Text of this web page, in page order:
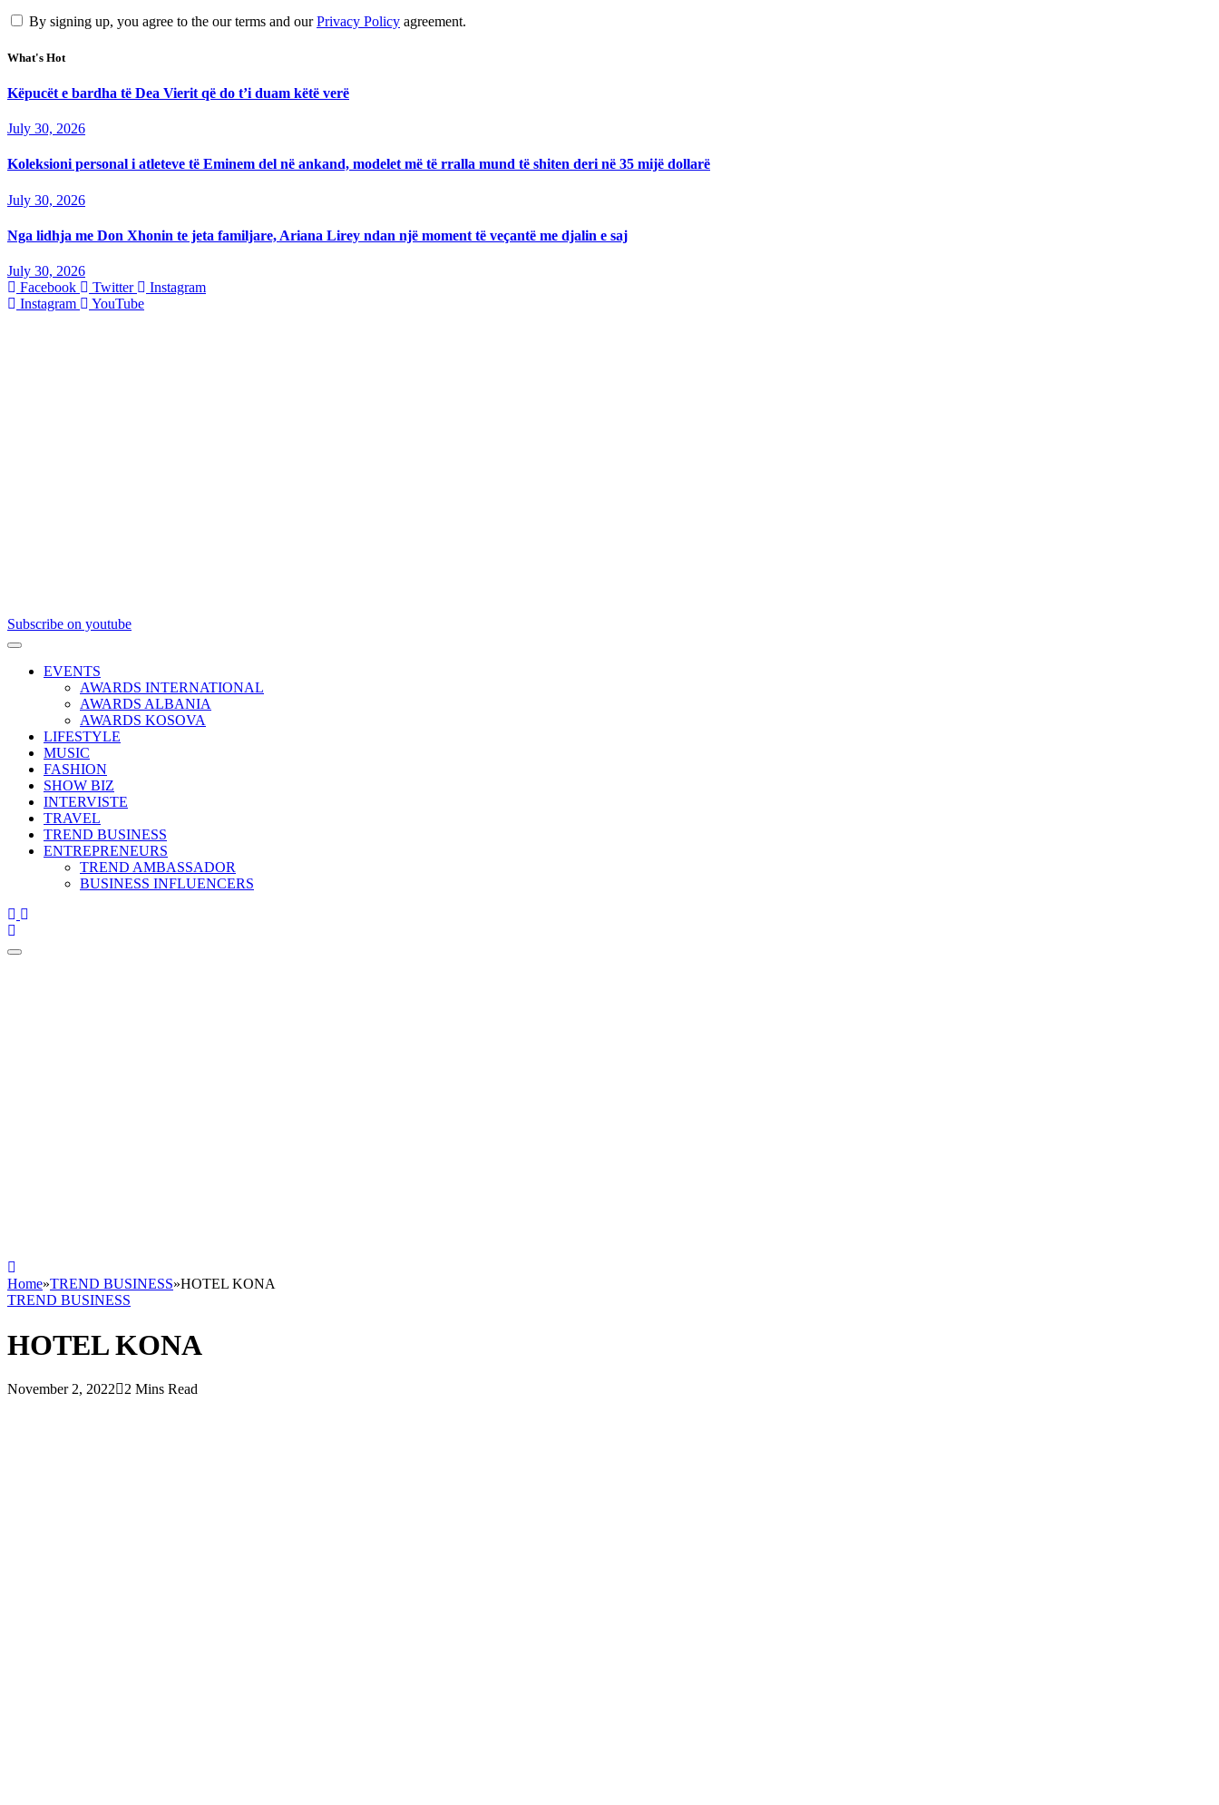
By signing up, you agree to the our terms and ourPrivacy Policy agreement.
What's Hot
Këpucët e bardha të Dea Vierit që do t’i duam këtë verë
July 30, 2026
Koleksioni personal i atleteve të Eminem del në ankand, modelet më të rralla mund të shiten deri në 35 mijë dollarë
July 30, 2026
Nga lidhja me Don Xhonin te jeta familjare, Ariana Lirey ndan një moment të veçantë me djalin e saj
July 30, 2026
Facebook
Twitter
Instagram
Instagram
YouTube
Subscribe on youtube
EVENTS
AWARDS INTERNATIONAL
AWARDS ALBANIA
AWARDS KOSOVA
LIFESTYLE
MUSIC
FASHION
SHOW BIZ
INTERVISTE
TRAVEL
TREND BUSINESS
ENTREPRENEURS
TREND AMBASSADOR
BUSINESS INFLUENCERS
Home»TREND BUSINESS»HOTEL KONA
TREND BUSINESS
HOTEL KONA
November 2, 2022 2 Mins Read